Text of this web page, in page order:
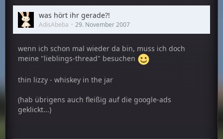
was hört ihr gerade?!
AdisAbeba 29. November 2007
wenn ich schon mal wieder da bin, muss ich doch
meine "lieblings-thread" besuchen
thin lizzy - whiskey in the jar
(hab übrigens auch fleißig auf die google-ads
geklickt...)